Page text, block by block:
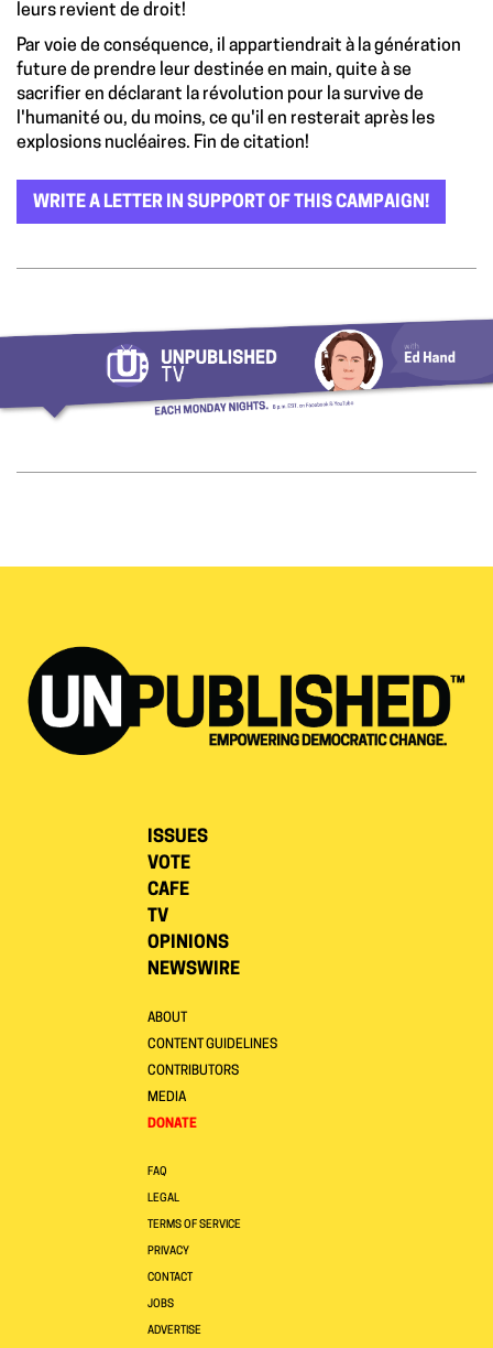
leurs revient de droit!
Par voie de conséquence, il appartiendrait à la génération
future de prendre leur destinée en main, quite à se
sacrifier en déclarant la révolution pour la survive de
l'humanité ou, du moins, ce qu'il en resterait après les
explosions nucléaires. Fin de citation!
WRITE A LETTER IN SUPPORT OF THIS CAMPAIGN!
ISSUES
VOTE
CAFE
TV
OPINIONS
NEWSWIRE
ABOUT
CONTENT GUIDELINES
CONTRIBUTORS
MEDIA
DONATE
FAQ
LEGAL
TERMS OF SERVICE
PRIVACY
CONTACT
JOBS
ADVERTISE